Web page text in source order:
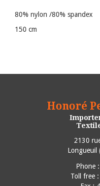
80% nylon /80% spandex
150 cm
Honoré
2130
Longueuil
Phone :
Toll free